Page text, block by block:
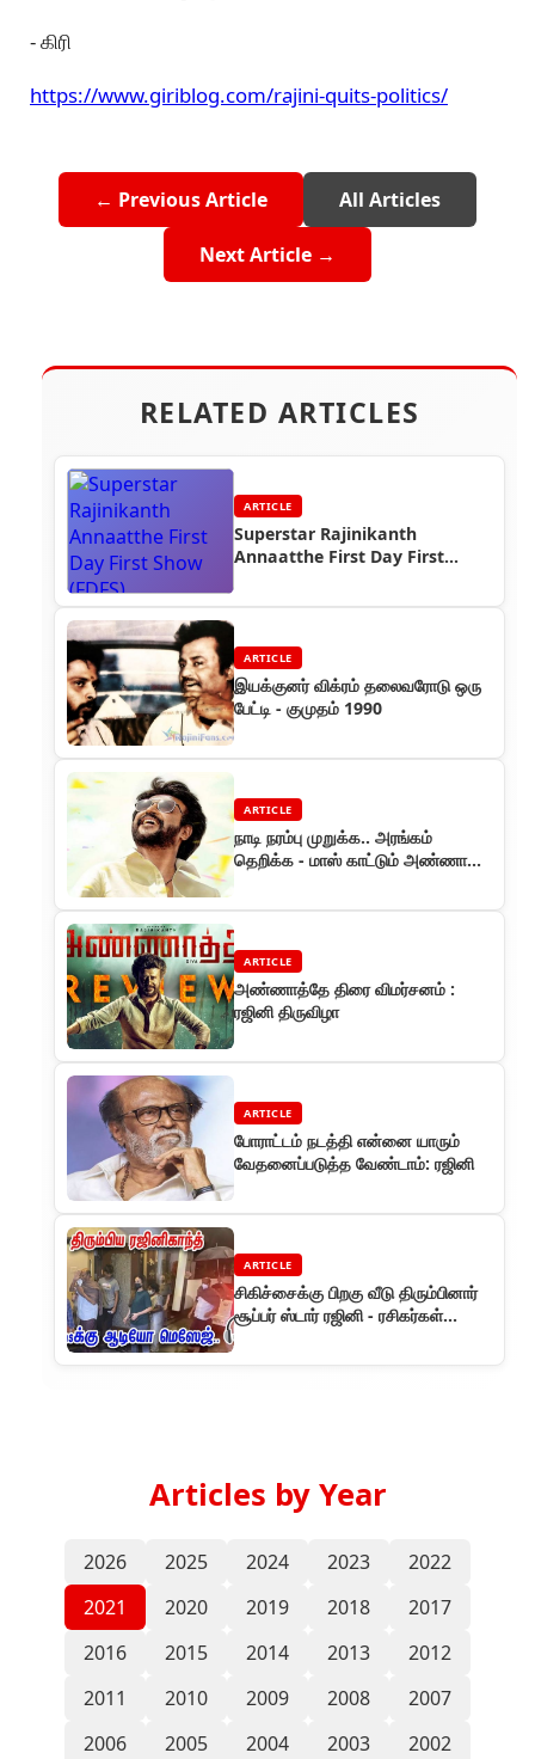
- கிரி
https://www.giriblog.com/rajini-quits-politics/
← Previous Article All Articles
Next Article →
RELATED ARTICLES
ARTICLE
Superstar Rajinikanth
Annaatthe First Day First
Photos
ARTICLE
இயக்குனர் விக்ரம் தலைவரோடு ஒரு
பேட்டி - குமுதம் 1990
ARTICLE
நாடி நரம்பு முறுக்க.. அரங்கம்
தெறிக்க - மாஸ் காட்டும் அண்ணாத்த
ARTICLE
அண்ணாத்தே திரை விமர்சனம் :
ரஜினி திருவிழா
ARTICLE
போராட்டம் நடத்தி என்னை யாரும்
வேதனைப்படுத்த வேண்டாம்: ரஜினி
ARTICLE
சிகிச்சைக்கு பிறகு வீடு திரும்பினார்
சூப்பர் ஸ்டார் ரஜினி - ரசிகர்கள்
Articles by Year
2026 2025 2024 2023
2022
2021
2020 2019 2018
2017
2016
2015 2014 2013
2012
2011
2010 2009 2008
2007
2006
2005 2004 2003 2002